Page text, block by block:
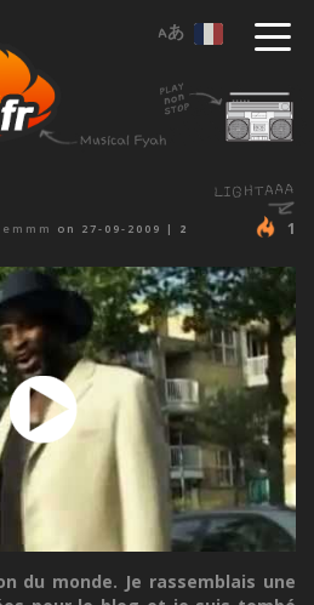
on 27-09-2009 | 2
1
du monde. Je rassemblais une